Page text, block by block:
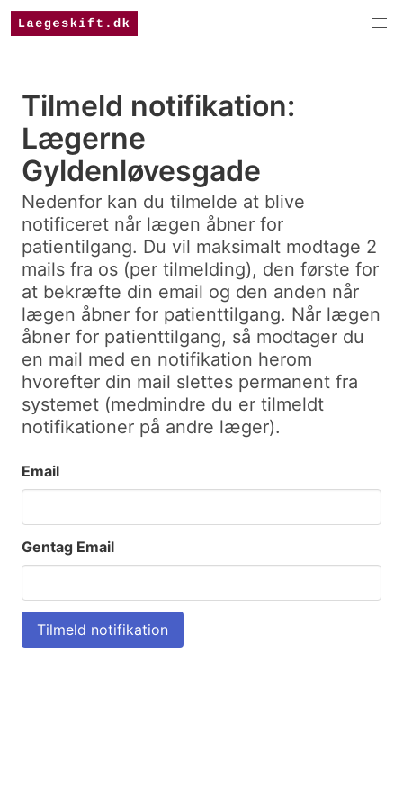
Tilmeld notifikation:
Lægerne
Gyldenløvesgade
Nedenfor kan du tilmelde at blive
notificeret når lægen åbner for
patientilgang. Du vil maksimalt modtage 2
mails fra os (per tilmelding), den første for
at bekræfte din email og den anden når
lægen åbner for patienttilgang. Når lægen
åbner for patienttilgang, så modtager du
en mail med en notifikation herom
hvorefter din mail slettes permanent fra
systemet (medmindre du er tilmeldt
notifikationer på andre læger).
Email
Gentag Email
Tilmeld notifikation